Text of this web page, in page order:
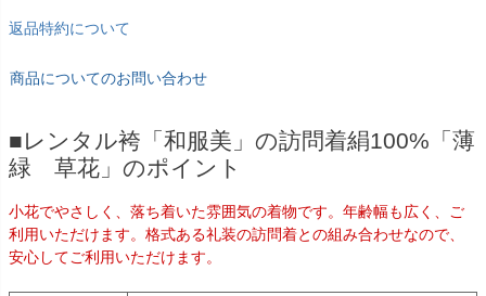
返品特約について
商品についてのお問い合わせ
■レンタル袴「和服美」の訪問着絹100%「薄
緑 草花」のポイント
小花でやさしく、落ち着いた雰囲気の着物です。年齢幅も広く、ご
利用いただけます。格式ある礼装の訪問着との組み合わせなので、
安心してご利用いただけます。